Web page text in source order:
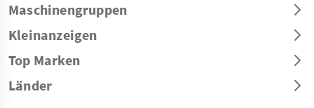
Maschinengruppen
Kleinanzeigen
Top Marken
Länder